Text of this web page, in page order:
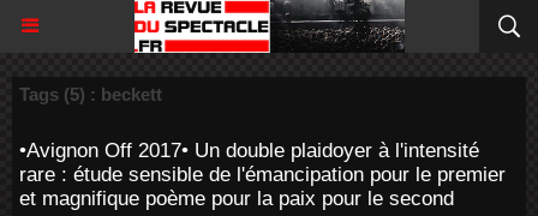
Tags (5) : beckett
•Avignon Off 2017• Un double plaidoyer à l'intensité
rare : étude sensible de l'émancipation pour le premier
et magnifique poème pour la paix pour le second